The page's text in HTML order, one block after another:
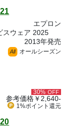
エプロン
ウェア 2025
2013年発売
All オールシーズン
30% OFF
参考価格￥2,640-
1%ポイント 還元